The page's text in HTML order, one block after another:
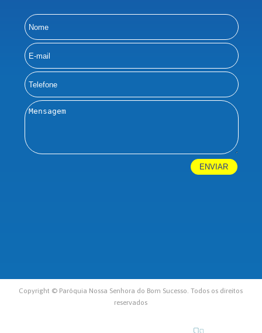
Copyright © Paróquia Nossa Senhora do Bom Sucesso. Todos os direitos
reservados